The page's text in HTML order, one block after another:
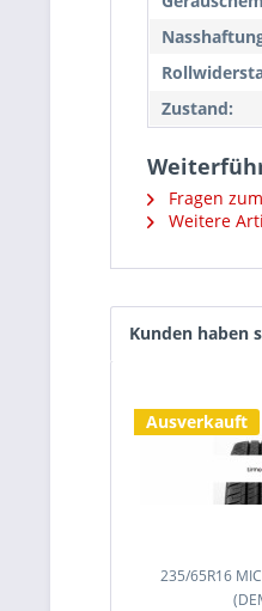
Zustand:
Fragen
Weitere
Kunden haben
Ausverkauft
235/65R16